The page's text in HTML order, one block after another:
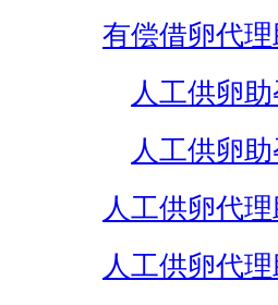
有偿借卵代
人工供卵
人工供卵
人工供卵代
人工供卵代